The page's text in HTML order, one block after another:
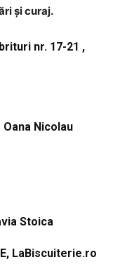
și curaj.
nr. 17-21 ,
Oana Nicolau
Stoica
E, LaBiscuiterie.ro